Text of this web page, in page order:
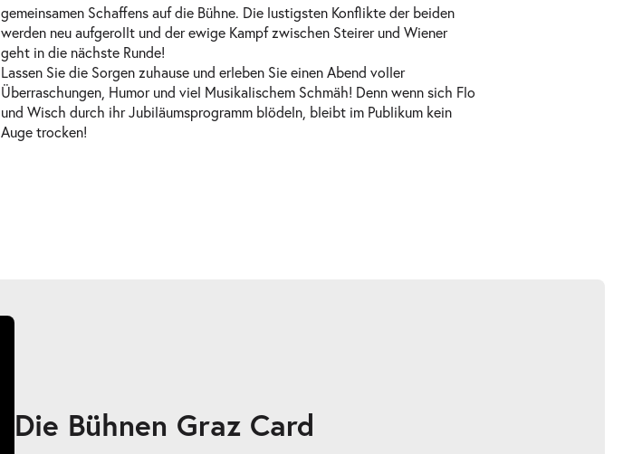
gemeinsamen Schaffens auf die Bühne. Die lustigsten Konflikte der beiden
werden neu aufgerollt und der ewige Kampf zwischen Steirer und Wiener
geht in die nächste Runde!
Lassen Sie die Sorgen zuhause und erleben Sie einen Abend voller
Überraschungen, Humor und viel Musikalischem Schmäh! Denn wenn sich Flo
und Wisch durch ihr Jubiläumsprogramm blödeln, bleibt im Publikum kein
Auge trocken!
Die Bühnen Graz Card